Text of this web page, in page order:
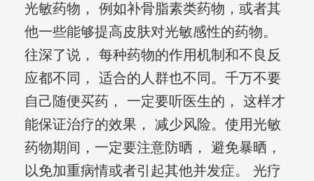
光敏药物， 例如补骨脂素类药物，或者其
他一些能够提高皮肤对光敏感性的药物。
往深了说， 每种药物的作用机制和不良反
应都不同， 适合的人群也不同。千万不要
自己随便买药， 一定要听医生的， 这样才
能保证治疗的效果， 减少风险。使用光敏
药物期间，一定要注意防晒， 避免暴晒，
以免加重病情或者引起其他并发症。 光疗